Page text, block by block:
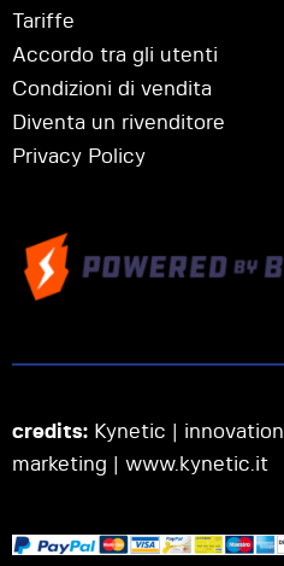
Tariffe
Accordo tra gli utenti
Condizioni di vendita
Diventa un rivenditore
Privacy Policy
credits: Kynetic | innovation
marketing | www.kynetic.it